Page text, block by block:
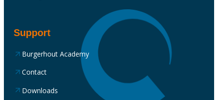
Support
Burgerhout Academy
Contact
Downloads